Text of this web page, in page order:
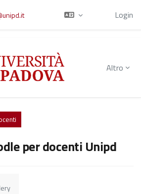
Login
Altro
per docenti Unipd